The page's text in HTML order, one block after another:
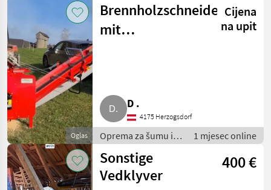
Bubnjaste testere
Oglas
Brennholzschneiden
mit
Cijena
na upit
D .
4175 Herzogsdorf
Oprema za šumu i
obradu drveta /
Bubnjaste testere
1 mjesec online
Sonstige
Vedklyver
400 €